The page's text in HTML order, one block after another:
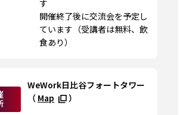
す
開催終了後に交流会を予定し
ています（受講者は無料、飲
食あり）
WeWork日比谷フォートタワー
（ Map ）